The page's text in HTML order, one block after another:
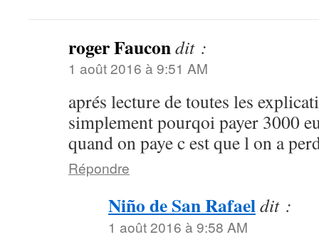
roger Faucondit :
1 août 2016 à 9:51 AM
aprés lecture de toutes les
simplement pourqoi payer 3000
quand on paye c est que l on a
Répondre
Niño de San Rafaeldit :
1 août 2016 à 9:58 AM